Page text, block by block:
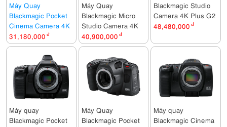
Máy Quay
Blackmagic Pocket
Cinema Camera 4K
31,180,000 đ
Máy Quay
Blackmagic Micro
Studio Camera 4K
40,900,000 đ
Blackmagic Studio
Camera 4K Plus G2
48,480,000 đ
Máy quay
Blackmagic Pocket
Máy Quay
Blackmagic Pocket
Máy quay
Blackmagic Cinema